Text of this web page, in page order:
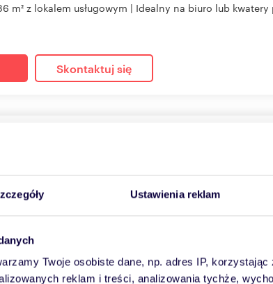
Ustawienia reklam
Twoje osobiste dane, np. adres IP,
reklam i treści, analizowania tychże,
m² z lokalem usługowym | Idealny na biuro lub
Skontaktuj się
segment środkowy po generalnym remoncie,